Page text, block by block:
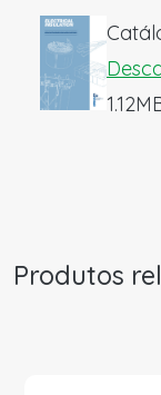
Produtos